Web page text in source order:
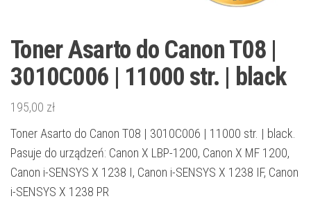
Toner Asarto do Canon T08 |
3010C006 | 11000 str. | black
195,00 zł
Toner Asarto do Canon T08 | 3010C006 | 11000 str. | black.
Pasuje do urządzeń: Canon X LBP-1200, Canon X MF 1200,
Canon i-SENSYS X 1238 I, Canon i-SENSYS X 1238 IF, Canon
i-SENSYS X 1238 PR